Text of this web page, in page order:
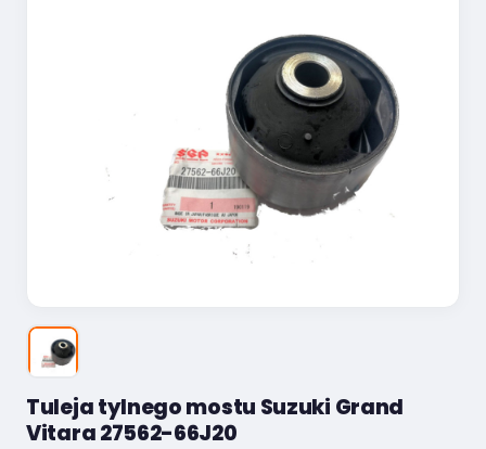
Tuleja tylnego mostu Suzuki Grand
Vitara 27562-66J20